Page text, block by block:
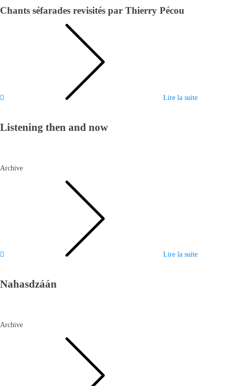
Chants séfarades revisités par Thierry Pécou
Lire la suite
Listening then and now
Archive
Lire la suite
Nahasdzáán
Archive